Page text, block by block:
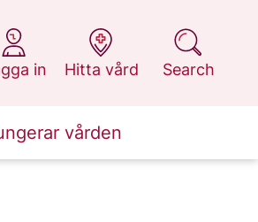
in
Hitta vård
at 1177.se
Search
at 1177.se
vården